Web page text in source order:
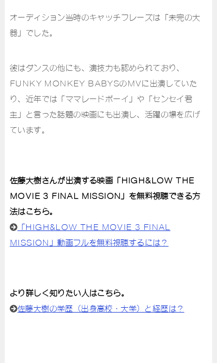
オーディション当時のキャッチフレーズは「未完の大
器」でした。
彼はダンスの他にも、演技力も認められており、
FUNKY MONKEY BABYSのMVに出演していた
り、近年では「ママレードボーイ」や「センセイ君
主」と言った話題の映画にも出演し、活躍の場を広げ
ています。
佐藤大樹さんが出演する映画「HIGH&LOW THE
MOVIE 3 FINAL MISSION」を無料視聴できる方
法はこちら。
「HIGH&LOW THE MOVIE 3 FINAL
MISSION」動画フルを無料視聴するには？
より詳しく知りたい人はこちら。
佐藤大樹の学歴（出身高校・大学）と経歴は？